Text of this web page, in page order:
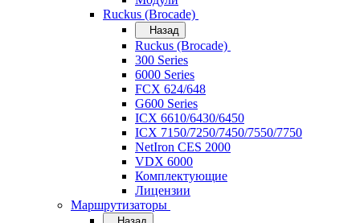
Ruckus (Brocade)
Назад
Ruckus (Brocade)
300 Series
6000 Series
FCX 624/648
G600 Series
ICX 6610/6430/6450
ICX 7150/7250/7450/7550/7750
NetIron CES 2000
VDX 6000
Комплектующие
Лицензии
Маршрутизаторы